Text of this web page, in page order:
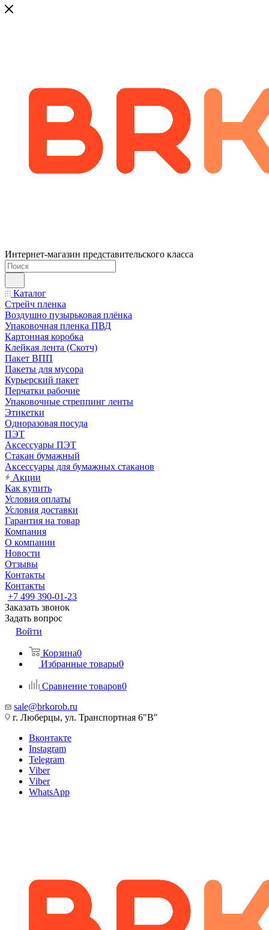
Интернет-магазин представительского класса
Каталог
Стрейч пленка
Воздушно пузырьковая плёнка
Упаковочная пленка ПВД
Картонная коробка
Клейкая лента (Скотч)
Пакет ВПП
Пакеты для мусора
Курьерский пакет
Перчатки рабочие
Упаковочные стреппинг ленты
Этикетки
Одноразовая посуда
ПЭТ
Аксессуары ПЭТ
Стакан бумажный
Аксессуары для бумажных стаканов
Акции
Как купить
Условия оплаты
Условия доставки
Гарантия на товар
Компания
О компании
Новости
Отзывы
Контакты
Контакты
+7 499 390-01-23
Заказать звонок
Задать вопрос
Войти
Корзина0
Избранные товары0
Сравнение товаров0
sale@brkorob.ru
г. Люберцы, ул. Транспортная 6"В"
Вконтакте
Instagram
Telegram
Viber
Viber
WhatsApp